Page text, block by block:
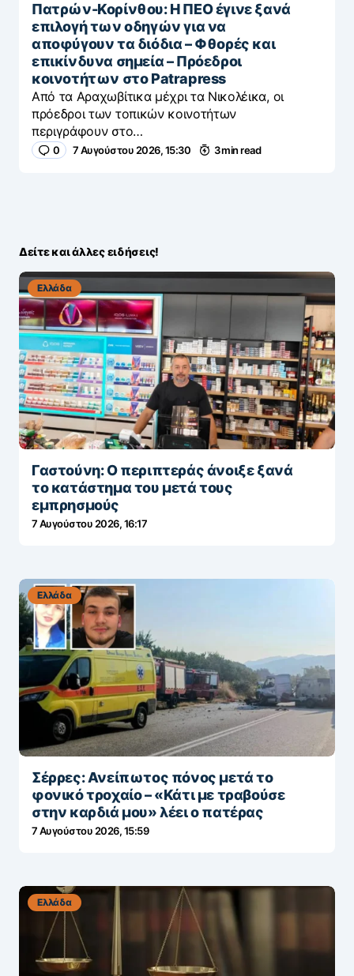
Πατρών-Κορίνθου: Η ΠΕΟ έγινε ξανά
επιλογή των οδηγών για να
αποφύγουν τα διόδια – Φθορές και
επικίνδυνα σημεία – Πρόεδροι
κοινοτήτων στο Patrapress
Από τα Αραχωβίτικα μέχρι τα Νικολέικα, οι
πρόεδροι των τοπικών κοινοτήτων
περιγράφουν στο…
0 7 Αυγούστου 2026, 15:30 3 min read
Δείτε και άλλες ειδήσεις!
Ελλάδα
Γαστούνη: Ο περιπτεράς άνοιξε ξανά
το κατάστημα του μετά τους
εμπρησμούς
7 Αυγούστου 2026, 16:17
Ελλάδα
Σέρρες: Ανείπωτος πόνος μετά το
φονικό τροχαίο – «Κάτι με τραβούσε
στην καρδιά μου» λέει ο πατέρας
7 Αυγούστου 2026, 15:59
Ελλάδα